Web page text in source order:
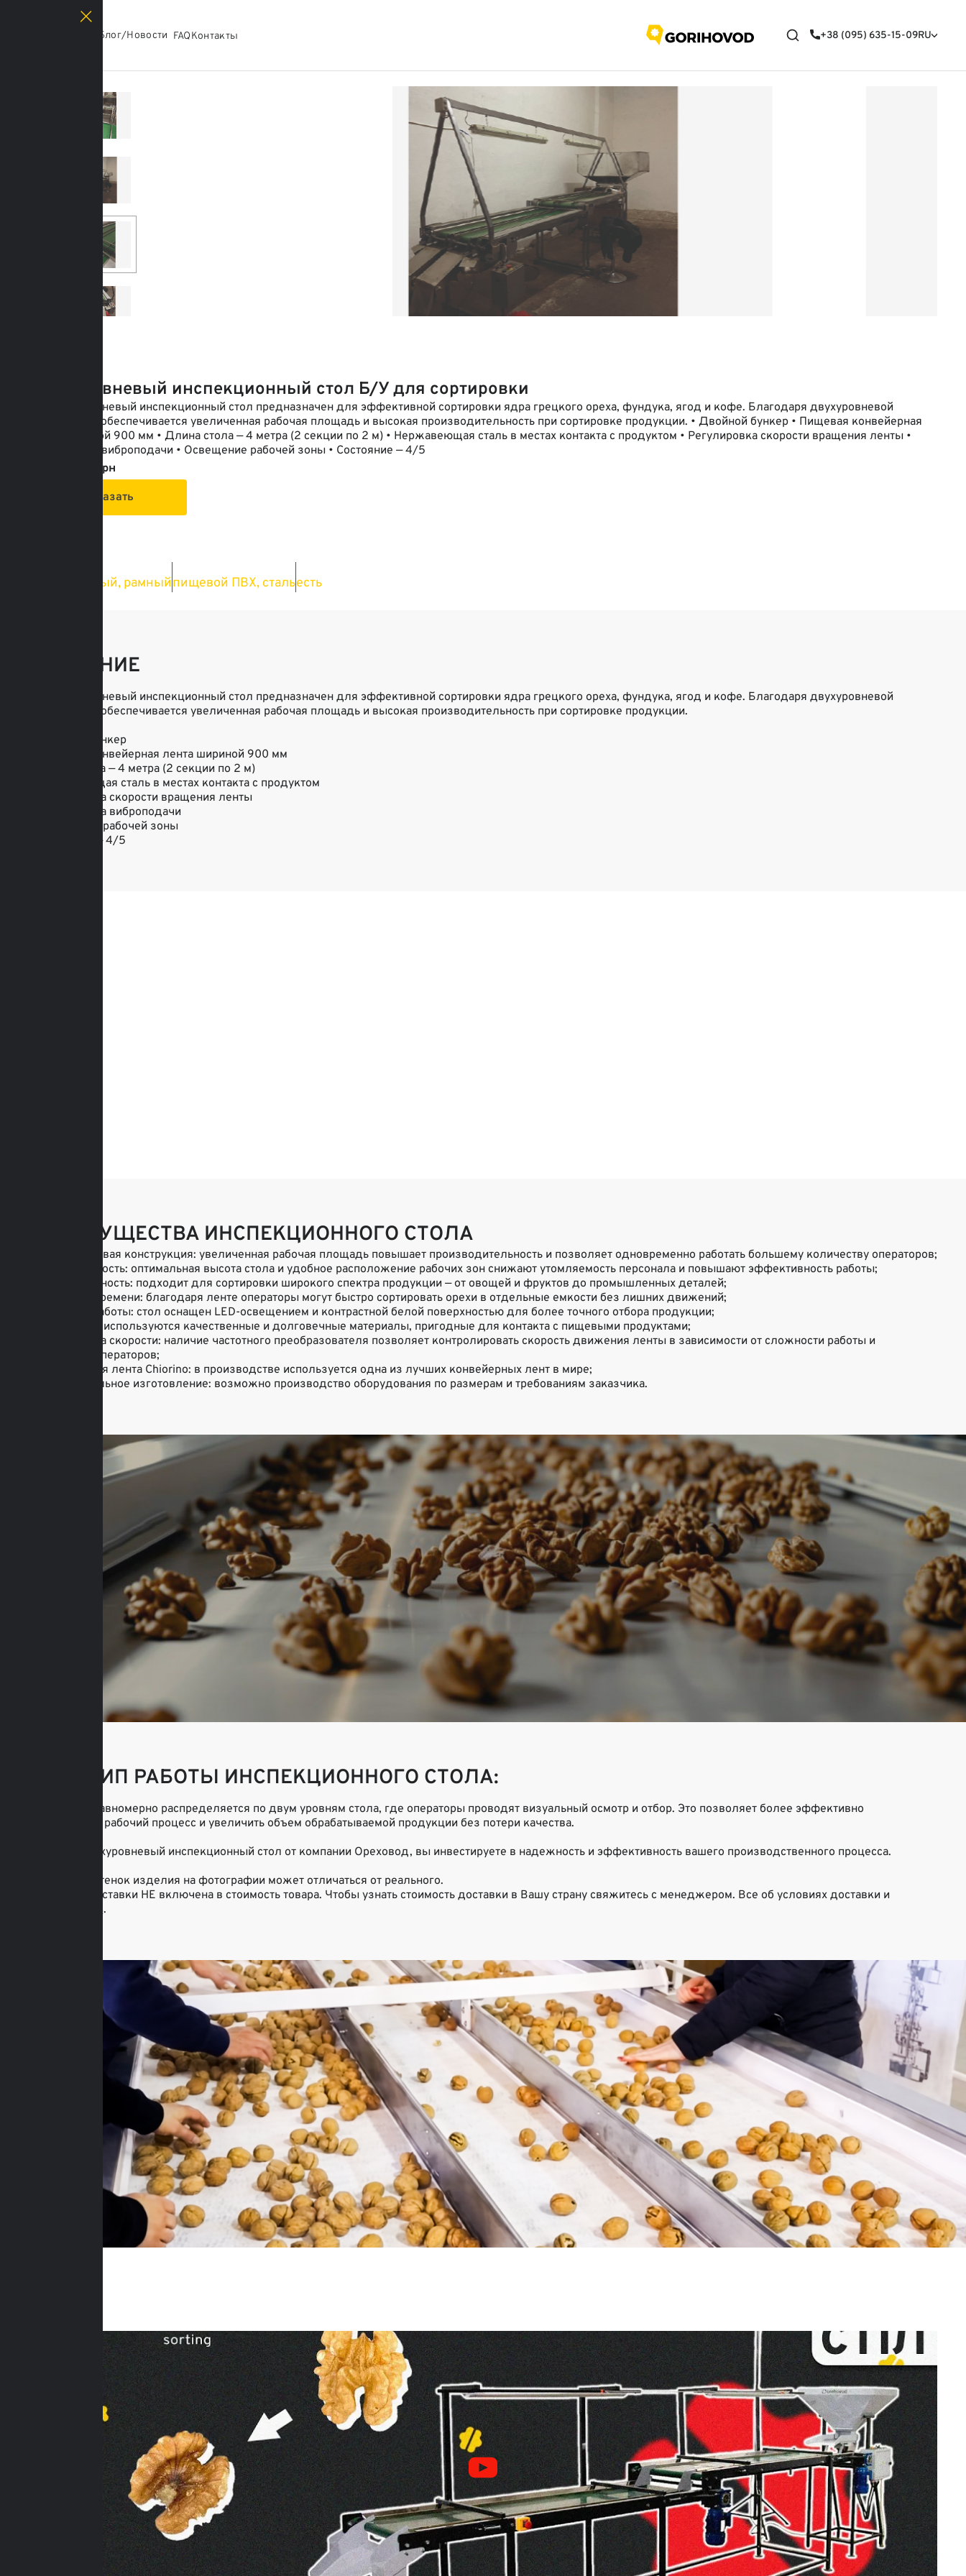
Блог/Новости FAQКонтакты +38 (095) 635-15-09RU
Двухуровневый инспекционный стол Б/У для сортировки
Б/у двухуровневый инспекционный стол предназначен для эффективной сортировки ядра грецкого ореха, фундука, ягод и кофе. Благодаря двухуровневой
конструкции обеспечивается увеличенная рабочая площадь и высокая производительность при сортировке продукции. • Двойной бункер • Пищевая конвейерная
лента шириной 900 мм • Длина стола — 4 метра (2 секции по 2 м) • Нержавеющая сталь в местах контакта с продуктом • Регулировка скорости вращения ленты •
Регулировка виброподачи • Освещение рабочей зоны • Состояние — 4/5
От: 107 000 грн
Заказать
стационарный, рамныйпищевой ПВХ, стальесть
ОПИСАНИЕ
Б/у двухуровневый инспекционный стол предназначен для эффективной сортировки ядра грецкого ореха, фундука, ягод и кофе. Благодаря двухуровневой
конструкции обеспечивается увеличенная рабочая площадь и высокая производительность при сортировке продукции.
• Двойной бункер
• Пищевая конвейерная лента шириной 900 мм
• Длина стола — 4 метра (2 секции по 2 м)
• Нержавеющая сталь в местах контакта с продуктом
• Регулировка скорости вращения ленты
• Регулировка виброподачи
• Освещение рабочей зоны
• Состояние — 4/5
ПРЕИМУЩЕСТВА ИНСПЕКЦИОННОГО СТОЛА
• Двухуровневая конструкция: увеличенная рабочая площадь повышает производительность и позволяет одновременно работать большему количеству операторов;
• Эргономичность: оптимальная высота стола и удобное расположение рабочих зон снижают утомляемость персонала и повышают эффективность работы;
• Универсальность: подходит для сортировки широкого спектра продукции — от овощей и фруктов до промышленных деталей;
• Экономия времени: благодаря ленте операторы могут быстро сортировать орехи в отдельные емкости без лишних движений;
• Удобство работы: стол оснащен LED-освещением и контрастной белой поверхностью для более точного отбора продукции;
• Материалы: используются качественные и долговечные материалы, пригодные для контакта с пищевыми продуктами;
• Регулировка скорости: наличие частотного преобразователя позволяет контролировать скорость движения ленты в зависимости от сложности работы и
количества операторов;
• Конвейерная лента Chiorino: в производстве используется одна из лучших конвейерных лент в мире;
• Индивидуальное изготовление: возможно производство оборудования по размерам и требованиям заказчика.
ПРИНЦИП РАБОТЫ ИНСПЕКЦИОННОГО СТОЛА:
Продукция равномерно распределяется по двум уровням стола, где операторы проводят визуальный осмотр и отбор. Это позволяет более эффективно
организовать рабочий процесс и увеличить объем обрабатываемой продукции без потери качества.
Выбирая двухуровневый инспекционный стол от компании Ореховод, вы инвестируете в надежность и эффективность вашего производственного процесса.
*Цвет или оттенок изделия на фотографии может отличаться от реального.
Стоимость доставки НЕ включена в стоимость товара. Чтобы узнать стоимость доставки в Вашу страну свяжитесь с менеджером. Все об условиях доставки и
здесь.